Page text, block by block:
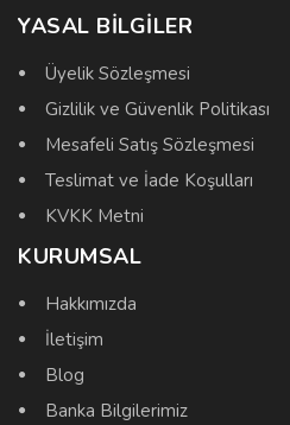
YASAL BILGILER
Üyelik Sözleşmesi
Gizlilik ve Güvenlik Politikası
Mesafeli Satış Sözleşmesi
Teslimat ve İade Koşulları
KVKK Metni
KURUMSAL
Hakkımızda
İletişim
Blog
Banka Bilgilerimiz